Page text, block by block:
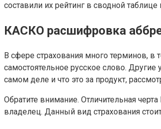
составили их рейтинг в сводной
КАСКО расшифровка
В сфере страхования много терминов, в
самостоятельное русское слово.
самом деле и что это за продукт,
Обратите внимание. Отличительная
владелец. Данный вид страхования